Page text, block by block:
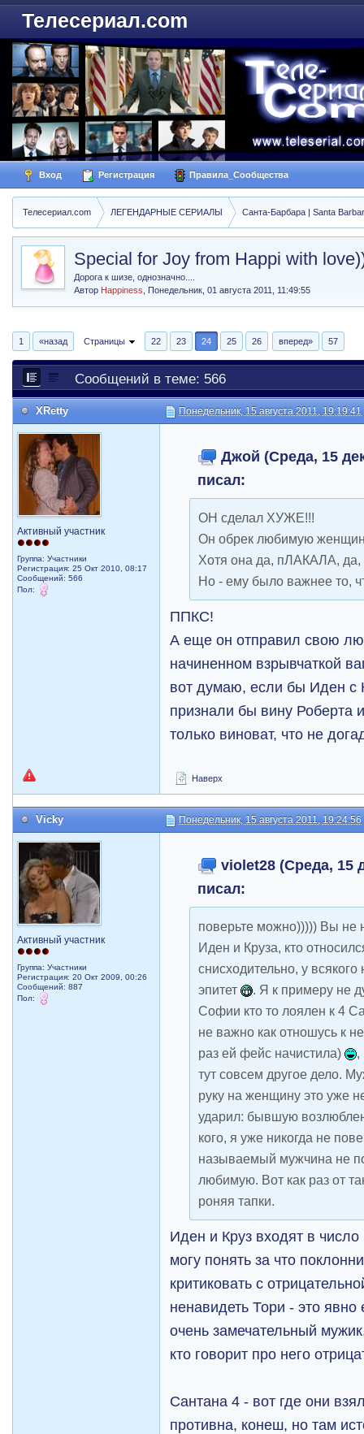
Телесериал.com
Вход Регистрация Правила_Сообщества
Телесериал.com ЛЕГЕНДАРНЫЕ СЕРИАЛЫ Санта-Барбара | Santa
Special for Joy from Happi with
Дорога к шизе, однозначно....
Автор Happiness ,Понедельник, 01 августа 2011, 11:49:55
1 «назад Страницы 22 23 24 25 26 вперед» 57
Сообщений в теме: 566
XRetty Понедельник, 15 августа 2011, 19:19:41
Активный участник
Группа: Участники
Регистрация: 25 Окт 2010, 08:17
Сообщений: 566
Пол:
Джой (Среда, 15
писал:
ОН сделал ХУЖЕ!!!
Он обрек любимую
Хотя она да, пЛАКАЛА,
Но - ему было важнее то,
ППКС!
А еще он отправил свою
начиненном взрывчаткой
вот думаю, если бы Иден с
признали бы вину Роберта
только виноват, что не
Наверх
Vicky Понедельник, 15 августа 2011, 19:24:56
Активный участник
Группа: Участники
Регистрация: 20 Окт 2009, 00:26
Сообщений: 887
Пол:
violet28 (Среда, 15
писал:
поверьте можно))))) Вы не
Иден и Круза, кто
снисходительно, у
эпитет
. Я к примеру не
Софии кто то лоялен к 4
не важно как отношусь к
раз ей фейс начистила)
,
тут совсем другое дело.
руку на женщину это уже
ударил: бывшую
кого, я уже никогда не
называемый мужчина не
любимую. Вот как раз от
роняя тапки.
Иден и Круз входят в
могу понять за что
критиковать с
ненавидеть Тори - это явно
очень замечательный
кто говорит про него
Сантана 4 - вот где они
противна, конеш, но там